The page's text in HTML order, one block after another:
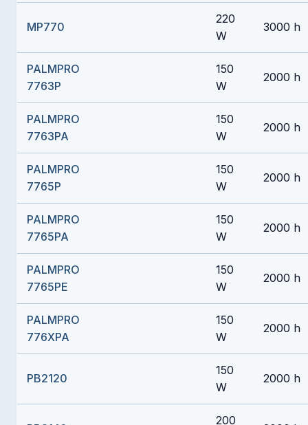
MP770
220
W
3000 h
PALMPRO
7763P
150
W
2000 h
PALMPRO
7763PA
150
W
2000 h
PALMPRO
7765P
150
W
2000 h
PALMPRO
7765PA
150
W
2000 h
PALMPRO
7765PE
150
W
2000 h
PALMPRO
776XPA
150
W
2000 h
PB2120
150
W
2000 h
200